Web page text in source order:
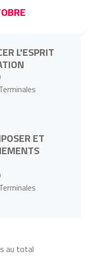
L'ESPRIT
ET
au total